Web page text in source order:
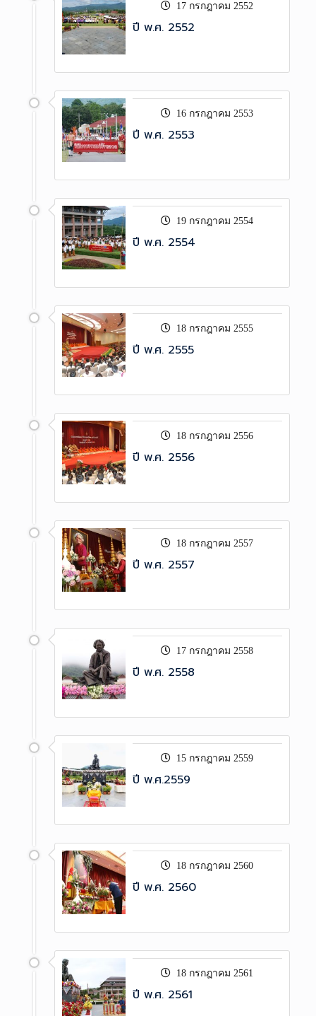
17 กรกฎาคม 2552
ปี พ.ศ. 2552
16 กรกฎาคม 2553
ปี พ.ศ. 2553
19 กรกฎาคม 2554
ปี พ.ศ. 2554
18 กรกฎาคม 2555
ปี พ.ศ. 2555
18 กรกฎาคม 2556
ปี พ.ศ. 2556
18 กรกฎาคม 2557
ปี พ.ศ. 2557
17 กรกฎาคม 2558
ปี พ.ศ. 2558
15 กรกฎาคม 2559
ปี พ.ศ.2559
18 กรกฎาคม 2560
ปี พ.ศ. 2560
18 กรกฎาคม 2561
ปี พ.ศ. 2561